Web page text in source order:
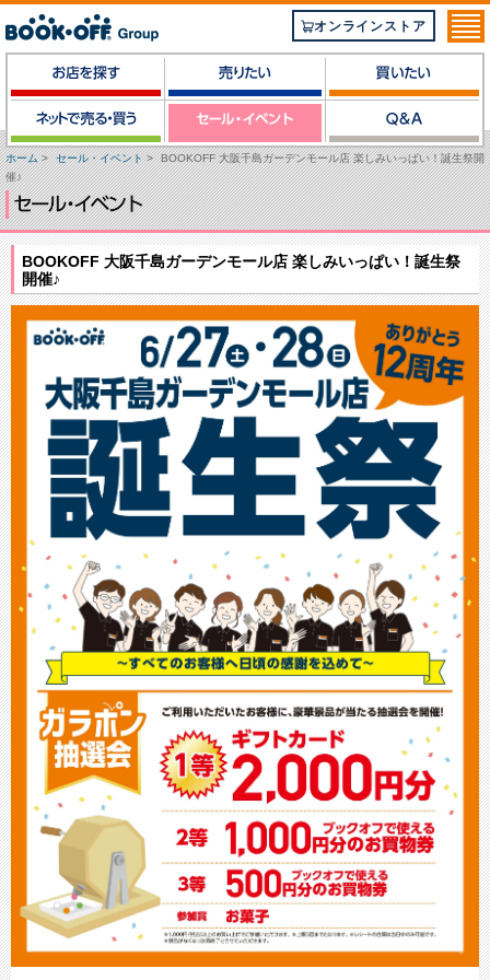
オンラインストア
ホーム> セール・イベント> BOOKOFF 大阪千島ガーデンモール店 楽しみいっぱい！誕生祭開
催♪
BOOKOFF 大阪千島ガーデンモール店 楽しみいっぱい！誕生祭
開催♪